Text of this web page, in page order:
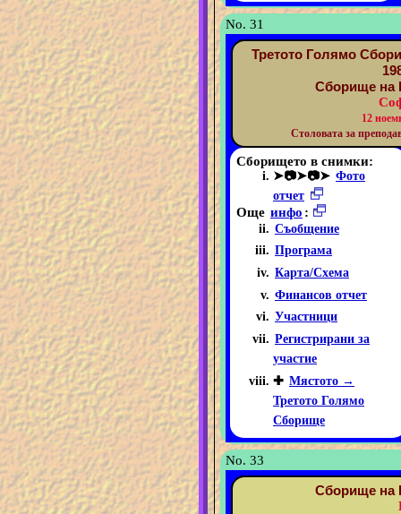
No. 31
Третото Голямо
Сборище на
12
Столовата за
Сборището в снимки:
➤📷➤📷➤ Фото
отчет
Още инфо :
Съобщение
Програма
Карта/Схема
Финансов отчет
Участници
Регистрирани за
участие
✚ Мястото →
Третото Голямо
Сборище
No. 33
Сборище на